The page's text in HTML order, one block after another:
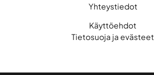
Yhteystiedot
Käyttöehdot
Tietosuoja ja evästeet